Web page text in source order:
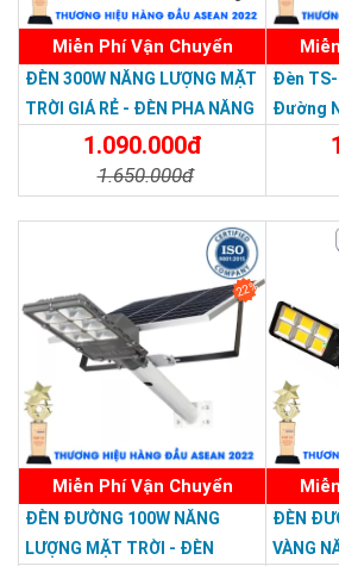
>>> Xem thêm:Đèn năng lượng
năm chỉ từ 345k.
- Chiếu sáng đường phố, ngõ hẻm
- Chiếu sáng quảng trường, công viên,
- Chiếu sáng trong khu vực công nghiệp,
- Sử dụng trong các nông trại
- Chiếu sáng các khu vực công cộng
Thương hiệu dẫn đầu Việt
Miễn Phí Vận Chuyển
ĐÈN 300W NĂNG LƯỢNG MẶT
TRỜI GIÁ RẺ - ĐÈN PHA NĂNG
LƯỢNG MẶT TRỜI 300W MẪU
1.090.000đ
1.650.000đ
Đèn TS-
Đường
300W
Light
22%
Miễn Phí Vận Chuyển
ĐÈN ĐƯỜNG 100W NĂNG
LƯỢNG MẶT TRỜI - ĐÈN
ĐÈN
VÀNG